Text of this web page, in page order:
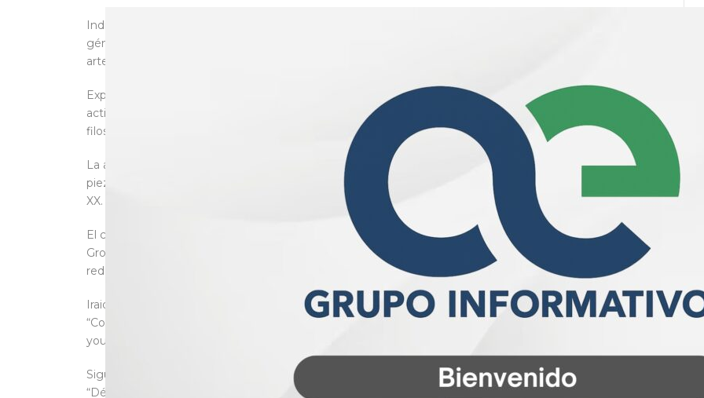
Indicó que el objetivo es difundir y promover el jazz nacional con una de las mejores exponentes del
género y sostuvo que “ella, como todos los grupos invitados, es de primer nivel; traemos lo mejor del
arte mexicano”.
Explicó que el propósito que persigue el Espacio no es nada más añadir un barniz cultural a las
actividades de la Cámara de Diputados, sino fundir la cultura y el arte a la actividad política, histórica y
filosófica en la casa de la representación nacional.
La audiencia, congregada en el Museo Legislativo “Sentimientos de la Nación”, pudo disfrutar de ocho
piezas magistralmente ejecutadas de este género estadounidense que cobró fama mundial en el siglo
XX.
El concierto de esta agrupación, integrada por Roberto Blanco, en el teclado; Juan Cristóbal Pérez
Grobet, en el bajo; Hans Ávila, en la batería, y Nico Maroto, en la guitarra, se pudo apreciar a través de las
redes sociales de la Cámara de Diputados.
Iraida Noriega abrió el concierto con “El miedo”. Continuó con armoniosos acordes y notas en un
“Collage” (la Robert Rola), creado por su tecladista Roberto Blanco; “¿Qué es lo que quieres?” (What do
you want?), tema que surgió del “delirio de averiguar lo que se busca”.
Siguió con “No me doy cuenta”, “For What It’s Worth” (canción de la banda Buffalo Springfield);
“Décima”, interpretada por Nico Maroto; “I don’t need no doctor” y cerró la presentación con el tema